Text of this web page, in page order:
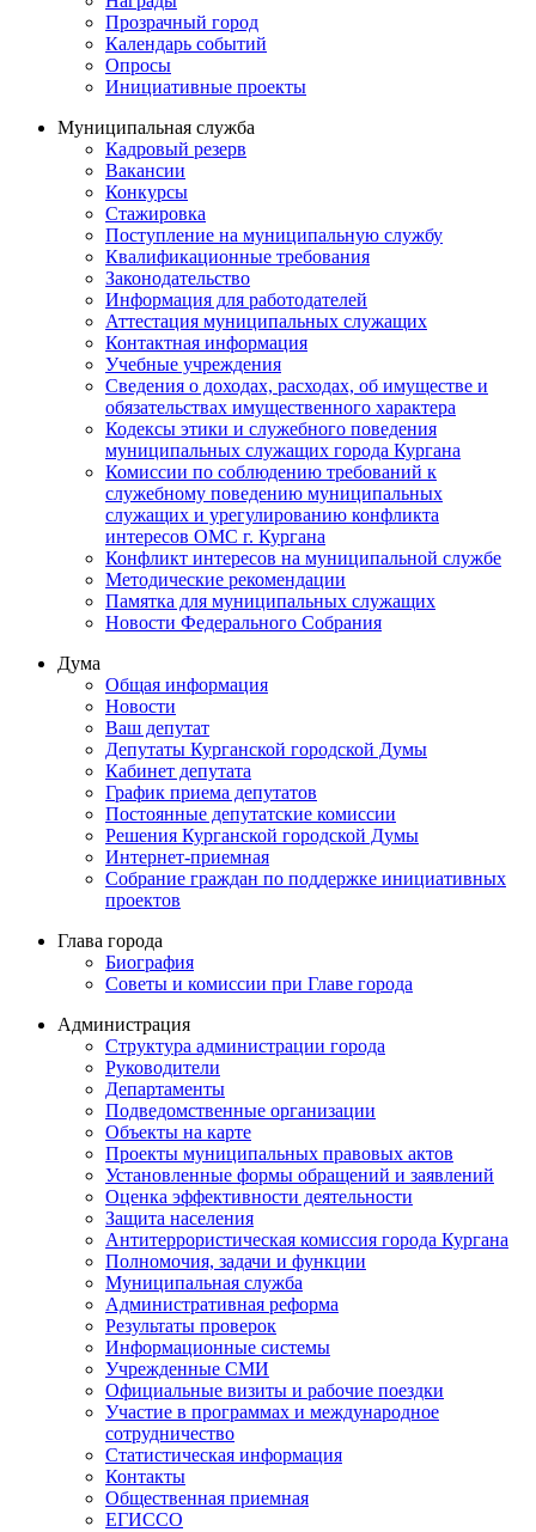
Прозрачный город
Календарь событий
Опросы
Инициативные проекты
Муниципальная служба
Кадровый резерв
Вакансии
Конкурсы
Стажировка
Поступление на муниципальную службу
Квалификационные требования
Законодательство
Информация для работодателей
Аттестация муниципальных служащих
Контактная информация
Учебные учреждения
Сведения о доходах, расходах, об имуществе и
обязательствах имущественного характера
Кодексы этики и служебного поведения
муниципальных служащих города Кургана
Комиссии по соблюдению требований к
служебному поведению муниципальных
служащих и урегулированию конфликта
интересов ОМС г. Кургана
Конфликт интересов на муниципальной службе
Методические рекомендации
Памятка для муниципальных служащих
Новости Федерального Cобрания
Дума
Общая информация
Новости
Ваш депутат
Депутаты Курганской городской Думы
Кабинет депутата
График приема депутатов
Постоянные депутатские комиссии
Решения Курганской городской Думы
Интернет-приемная
Собрание граждан по поддержке инициативных
проектов
Глава города
Биография
Советы и комиссии при Главе города
Администрация
Структура администрации города
Руководители
Департаменты
Подведомственные организации
Объекты на карте
Проекты муниципальных правовых актов
Установленные формы обращений и заявлений
Оценка эффективности деятельности
Защита населения
Антитеррористическая комиссия города Кургана
Полномочия, задачи и функции
Муниципальная служба
Административная реформа
Результаты проверок
Информационные системы
Учрежденные СМИ
Официальные визиты и рабочие поездки
Участие в программах и международное
сотрудничество
Статистическая информация
Контакты
Общественная приемная
ЕГИССО